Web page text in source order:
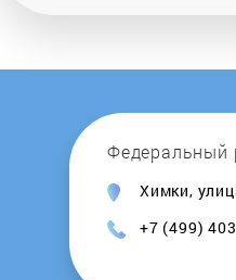
Федеральный
Химки,
+7 (499)